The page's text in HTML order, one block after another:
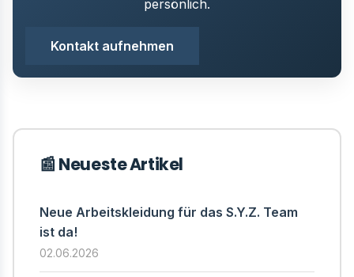
persönlich.
Kontakt aufnehmen
📰 Neueste Artikel
Neue Arbeitskleidung für das S.Y.Z. Team
ist da!
02.06.2026